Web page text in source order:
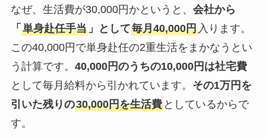
なぜ、生活費が30,000円かというと、 会社から
「 単身赴任手当」として毎月40,000円入ります。
この40,000円で単身赴任の2重生活をまかなうとい
う計算です。 40,000円のうちの10,000円は社宅費
として毎月給料から引かれています。 その1万円を
引いた残りの30,000円を生活費としているからで
す。